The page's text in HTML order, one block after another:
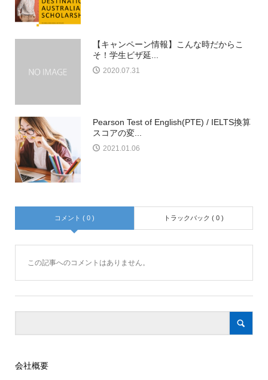
【キャンペーン情報】こんな時だからこ
そ！学生ビザ延...
2020.07.31
Pearson Test of English(PTE) / IELTS換算
スコアの変...
2021.01.06
コメント ( 0 ) トラックバック ( 0 )
この記事へのコメントはありません。
会社概要